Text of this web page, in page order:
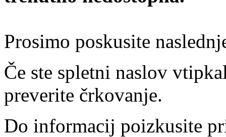
Prosimo poskusite
Če ste spletni naslov
preverite črkovanje.
Do informacij poizkusite